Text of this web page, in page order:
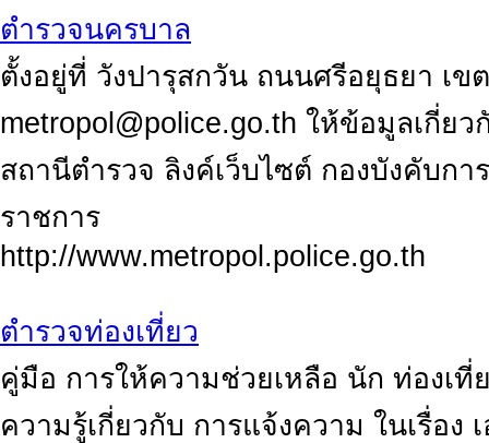
ตำรวจนครบาล
ตั้งอยู่ที่ วังปารุสกวัน ถนนศรีอยุธยา เข
metropol@police.go.th ให้ข้อมูลเกี่ย
สถานีตำรวจ ลิงค์เว็บไซต์ กองบังคับก
ราชการ
http://www.metropol.police.go.th
ตำรวจท่องเที่ยว
คู่มือ การให้ความช่วยเหลือ นัก ท่องเที่
ความรู้เกี่ยวกับ การแจ้งความ ในเรื่อ